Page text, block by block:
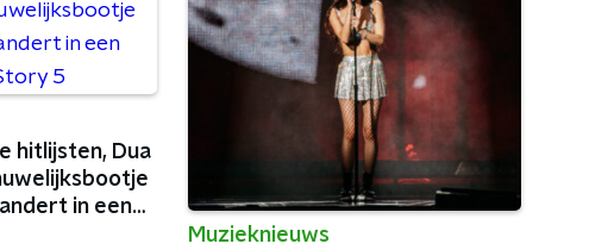
hitlijsten, Dua
in een
Muzieknieuws